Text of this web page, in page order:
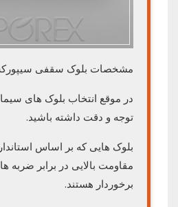
مشخصات بلوک سقفی
در موقع انتخاب بلوک های
توجه و دقت داشته باشید.
بلوک هایی که بر اساس
مقاومت بالایی در برابر ضربه
برخوردار هستند.